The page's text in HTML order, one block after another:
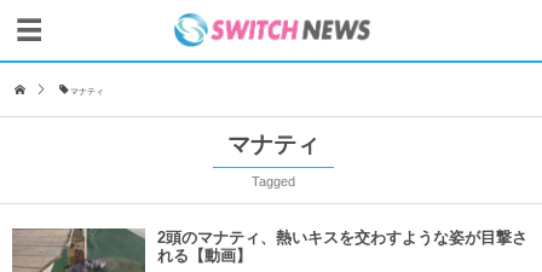
マナティ
マナティ
Tagged
2頭のマナティ、熱いキスを交わすような姿が目撃さ
れる【動画】